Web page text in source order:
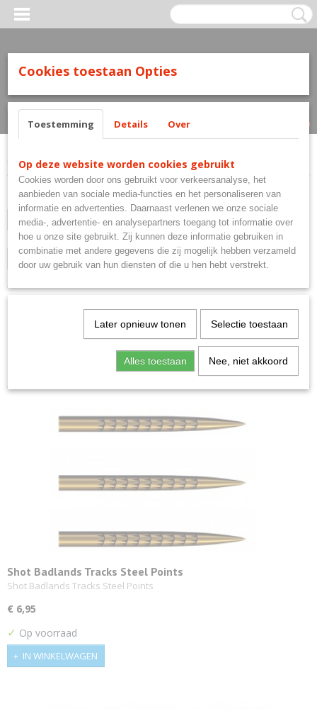
Inloggen Registreren
(0)
Home >Accessoires
Sale
Selecteer 1 of meerdere
opties
Lengte punt
Selecteer 1 of meerdere
1 2 3 »
Shot Badlands Tracks Steel Points
Shot Badlands Tracks Steel Points
€ 6,95
✓ Op voorraad
IN WINKELWAGEN
Cookies toestaan Opties
Toestemming Details Over
Op deze website worden cookies gebruikt
Cookies worden door ons gebruikt voor verkeersanalyse, het
aanbieden van sociale media-functies en het personaliseren van
informatie en advertenties. Daarnaast verlenen we onze sociale
media-, advertentie- en analysepartners toegang tot informatie over
hoe u onze site gebruikt. Zij kunnen deze informatie gebruiken in
combinatie met andere gegevens die zij mogelijk hebben verzameld
door uw gebruik van hun diensten of die u hen hebt verstrekt.
Later opnieuw tonen Selectie toestaan
Alles toestaan Nee, niet akkoord